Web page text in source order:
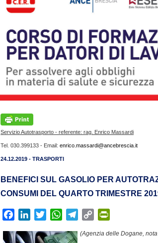
Servizio Autotrasporto - referente: rag. Enrico Massardi
Tel. 030.399133 - Email: enrico.massardi@ancebrescia.it
24.12.2019 - TRASPORTI
BENEFICI SUL GASOLIO PER
CONSUMI DEL QUARTO TRIMESTRE
c
n
i
W
a
C
p
i
(Agenzia delle Dogane,